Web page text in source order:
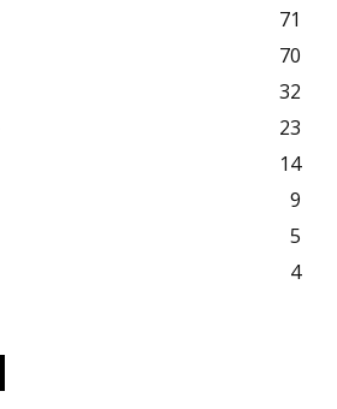
71
70
32
23
14
9
5
4